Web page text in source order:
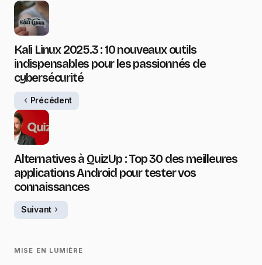
Kali Linux 2025.3 : 10 nouveaux outils
indispensables pour les passionnés de
cybersécurité
Précédent
Alternatives à QuizUp : Top 30 des meilleures
applications Android pour tester vos
connaissances
Suivant
MISE EN LUMIÈRE